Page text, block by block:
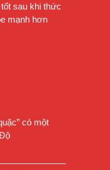
sau khi thức
mạnh hơn
có một